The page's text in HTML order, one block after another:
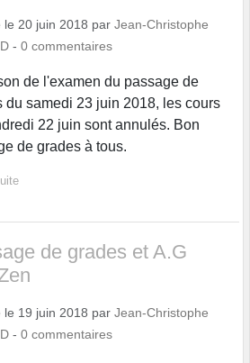
le 20 juin 2018 par Jean-Christophe
- 0 commentaires
de l'examen du passage de
du samedi 23 juin 2018, les cours
22 juin sont annulés. Bon
de grades à tous.
de grades et A.G
le 19 juin 2018 par Jean-Christophe
- 0 commentaires